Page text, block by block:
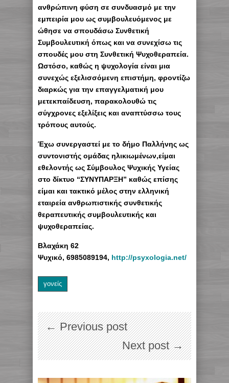
ανθρώπινη φύση σε συνδυασμό με την
εμπειρία μου ως συμβουλευόμενος με
ώθησε να σπουδάσω Συνθετική
Συμβουλευτική όπως και να συνεχίσω τις
σπουδές μου στη Συνθετική Ψυχοθεραπεία.
Ωστόσο, καθώς η ψυχολογία είναι μια
συνεχώς εξελισσόμενη επιστήμη, φροντίζω
διαρκώς για την επαγγελματική μου
μετεκπαίδευση, παρακολουθώ τις
σύγχρονες εξελίξεις και αναπτύσσω τους
τρόπους αυτούς.
Έχω συνεργαστεί με το δήμο Παλλήνης ως
συντονιστής ομάδας ηλικιωμένων,είμαι
εθελοντής ως Σύμβουλος Ψυχικής Υγείας
στο δίκτυο “ΣΥΝΥΠΑΡΞΗ” καθώς επίσης
είμαι και τακτικό μέλος στην ελληνική
εταιρεία ανθρωπιστικής συνθετικής
θεραπευτικής συμβουλευτικής και
ψυχοθεραπείας.
Βλαχάκη 62
Ψυχικό, 6985089194, http://psyxologia.net/
γονείς
← Previous post
Next post →